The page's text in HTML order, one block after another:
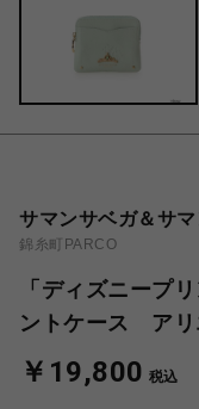
サマンサベガ＆サ
錦糸町PARCO
「ディズニープ
ントケース アリ
￥19,800 税込